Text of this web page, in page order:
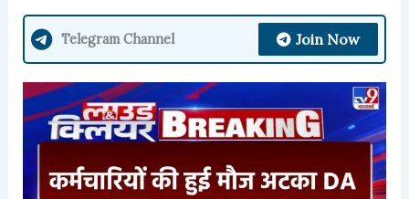
Telegram Channel Join Now